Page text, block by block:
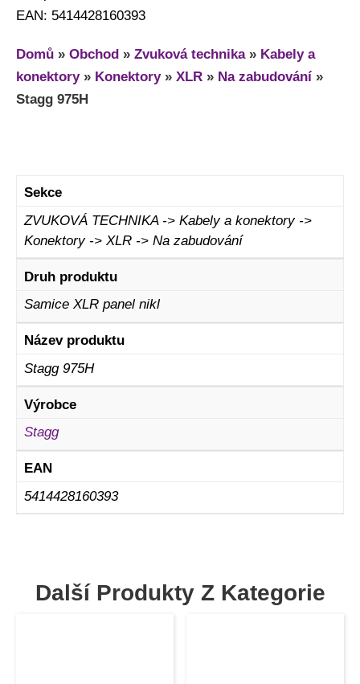
EAN: 5414428160393
Domů » Obchod » Zvuková technika» Kabely a
konektory» Konektory» XLR » Na zabudování »
Stagg 975H
Sekce
ZVUKOVÁ TECHNIKA -> Kabely a konektory ->
Konektory -> XLR -> Na zabudování
Druh produktu
Samice XLR panel nikl
Název produktu
Stagg 975H
Výrobce
Stagg
EAN
5414428160393
Další Produkty Z Kategorie